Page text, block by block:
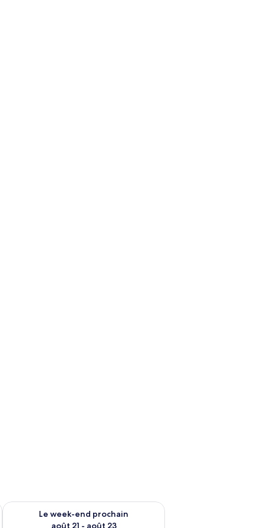
août 14 - août 16
Le week-end prochain
août 21 - août 23
Vérifier la disponibilité pour le week-end prochain août 21 -